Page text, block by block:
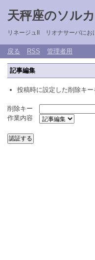
天秤座のソルカ
リネージュII リオナサーバにお
戻る RSS 管理者用
記事編集
投稿時に設定した削除キー
削除キー
作業内容